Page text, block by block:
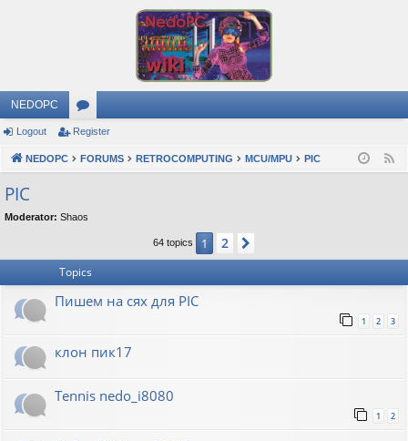
NEDOPC
or
u
s
Logout Register
NEDOPC FORUMS RETROCOMPUTING MCU/MPU PIC
PIC
Moderator: Shaos
64 topics 1 2
Topics
Пишем на сях для PIC
1 2 3
клон пик17
Tennis nedo_i8080
1 2